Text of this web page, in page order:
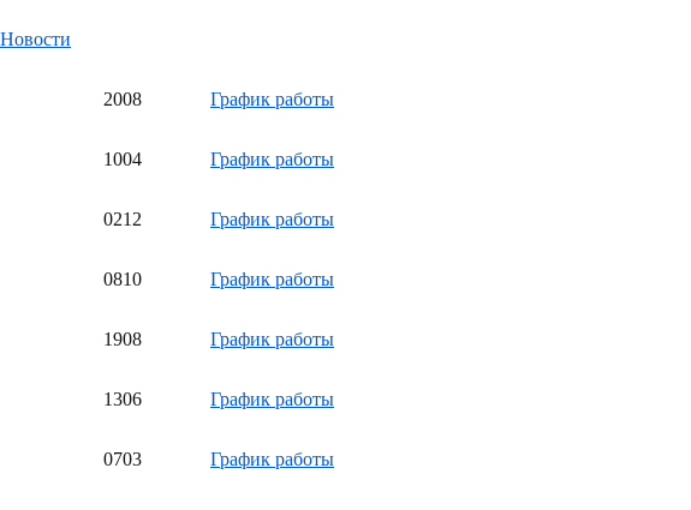
Новости
2008 График работы
1004 График работы
0212 График работы
0810 График работы
1908 График работы
1306 График работы
0703 График работы